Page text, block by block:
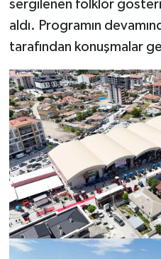
sergilenen folklor
aldı. Programın
tarafından konuşmalar